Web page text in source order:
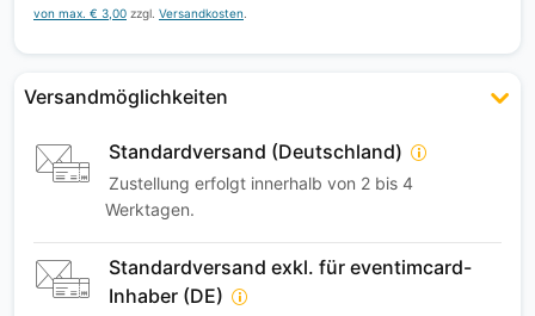
von max. € 3,00 zzgl. Versandkosten
Versandmöglichkeiten
Standardversand (Deutschland)
Zustellung erfolgt innerhalb von 2 bis 4
Werktagen.
Standardversand exkl. für eventimcard-
Inhaber (DE)